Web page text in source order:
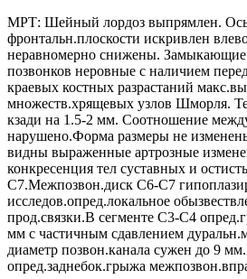
МРТ: Шейный лордоз выпрямлен. Ось
фронтальн.плоскости искривлен
неравномерно снижены. Замыкающие
позвонков неровные с наличием
краевых костных разрастаний
множеств.хрящевых узлов Шморля.
кзади на 1.5-2 мм. Соотношение
нарушено.Форма размеры не
видны выраженные артрозные
конкресенция тел суставных и
С7.Межпозвон.диск С6-С7
исследов.опред.локальное
прод.связки.В сегменте С3-С4
мм с частичным сдавлением
диаметр позвон.канала сужен до 9
опред.заднебок.грыжа